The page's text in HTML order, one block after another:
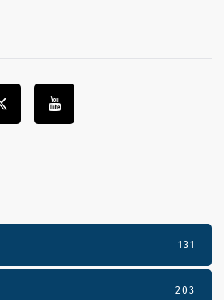
131
203